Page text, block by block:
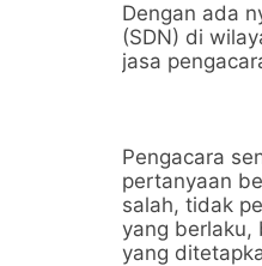
Dengan ada
(SDN) di
jasa
Pengacara
pertanyaan
salah, tidak
yang berlaku,
yang